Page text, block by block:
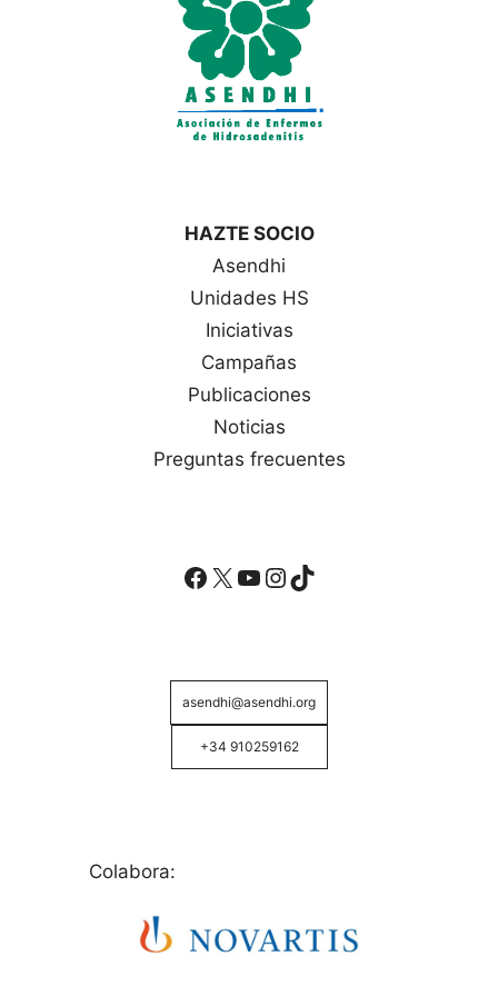
HAZTE SOCIO
Asendhi
Unidades HS
Iniciativas
Campañas
Publicaciones
Noticias
Preguntas frecuentes
Facebook
X YouTube
Instagram
TikTok
asendhi@asendhi.org
+34 910259162
Colabora: